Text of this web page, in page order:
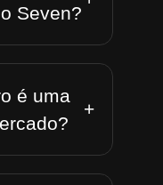
Seven?
é uma
+